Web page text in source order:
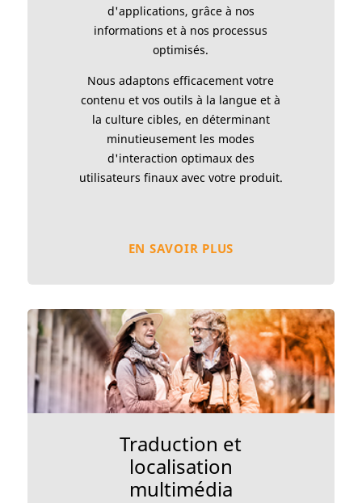
d'applications, grâce à nos
informations et à nos processus
optimisés.
Nous adaptons efficacement votre
contenu et vos outils à la langue et à
la culture cibles, en déterminant
minutieusement les modes
d'interaction optimaux des
utilisateurs finaux avec votre produit.
EN SAVOIR PLUS
Traduction et
localisation
multimédia